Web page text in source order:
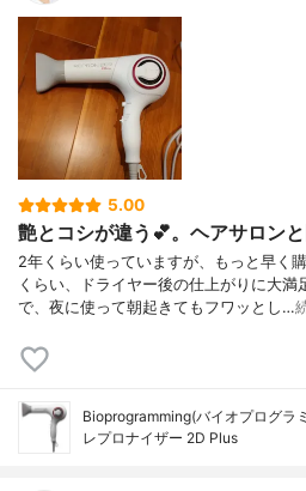
5.00
艶とコシが違う💕。ヘアサロン
2年くらい使っていますが、もっと早く
くらい、ドライヤー後の仕上がりに大満
で、夜に使って朝起きてもフワッとし…
Bioprogramming(バイオプログラ
レプロナイザー 2D Plus